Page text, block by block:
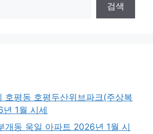
검색
호평동 호평두산위브파크(주상복
1월 시세
개동 욱일 아파트 2026년 1월 시